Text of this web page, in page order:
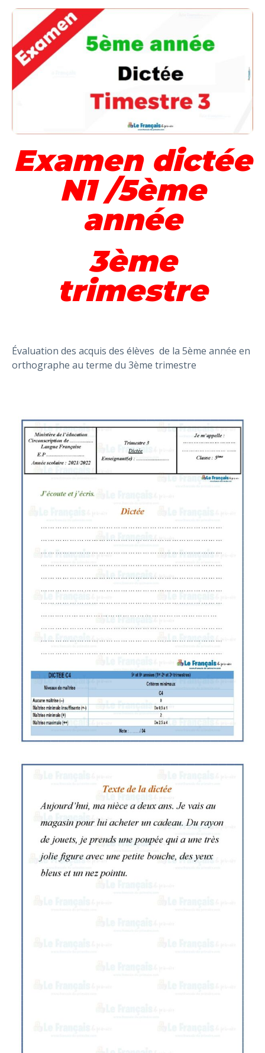
Examen dictée
N1 /5ème
année
3ème
trimestre
Évaluation des acquis des élèves de la 5ème année en
orthographe au terme du 3ème trimestre